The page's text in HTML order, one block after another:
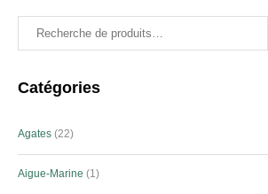
Catégories
Agates 22
Aigue-Marine 1